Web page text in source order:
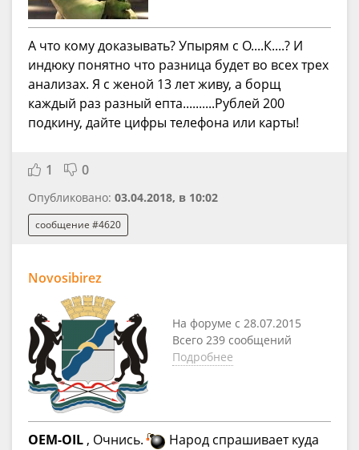
А что кому доказывать? Упырям с О....К....? И
индюку понятно что разница будет во всех трех
анализах. Я с женой 13 лет живу, а борщ
каждый раз разный епта..........Рублей 200
подкину, дайте цифры телефона или карты!
1 0
Опубликовано: 03.04.2018, в 10:02
сообщение #4620
Novosibirez
На форуме с 28.07.2015
Всего 239 сообщений
Подробнее
OEM-OIL , Очнись.
Народ спрашивает куда